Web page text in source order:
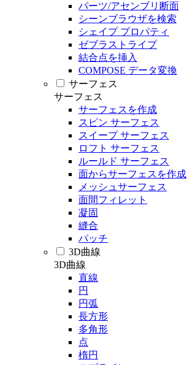
パーツ/アセンブリ断面
シーンブラウザを検索
シェイプ プロパティ
ゼブラストライプ
結合点を挿入
COMPOSE データ変換
サーフェス
サーフェス
サーフェスを作成
スピン サーフェス
スイープ サーフェス
ロフト サーフェス
ルールド サーフェス
面からサーフェスを作成
メッシュサーフェス
面間フィレット
凝固
縫合
パッチ
3D曲線
3D曲線
直線
円
円弧
長方形
多角形
点
楕円